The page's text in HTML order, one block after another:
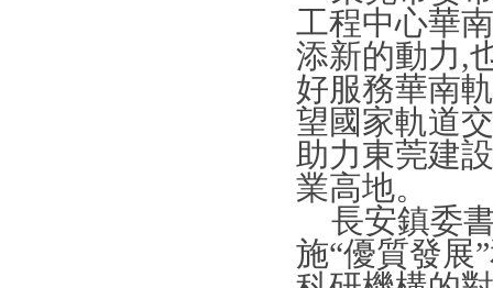
工程中心華
添新的動力,
好服務華南
望國家軌道
助力東莞建
業高地。
長安鎮委書
施“優質發展